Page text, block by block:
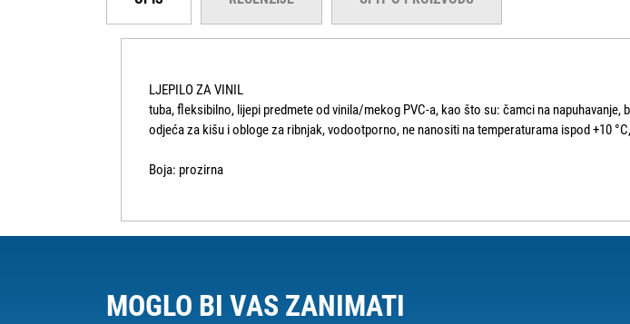
LJEPILO ZA VINIL
tuba, fleksibilno, lijepi predmete od vinila/mekog PVC-a, kao što su: čamci na
odjeća za kišu i obloge za ribnjak, vodootporno, ne nanositi na temperaturama ispod +10
Boja: prozirna
MOGLO BI VAS ZANIMATI